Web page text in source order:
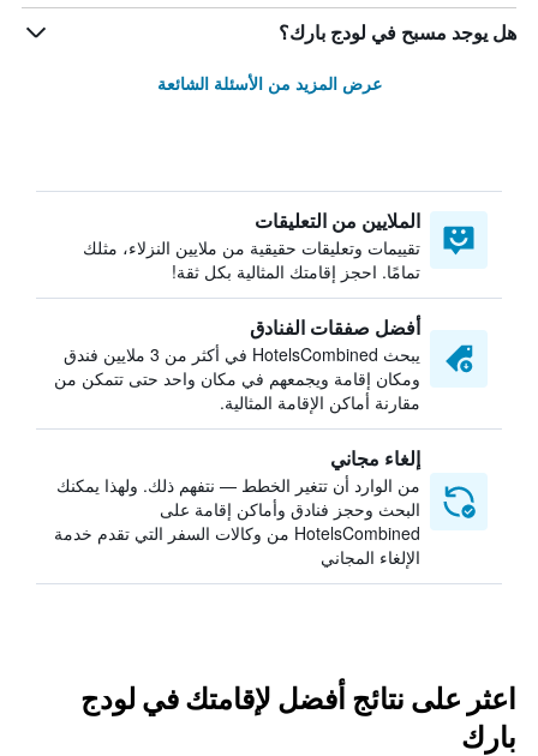
هل يوجد مسبح في لودج بارك؟
عرض المزيد من الأسئلة الشائعة
الملايين من التعليقات
تقييمات وتعليقات حقيقية من ملايين النزلاء، مثلك
تمامًا. احجز إقامتك المثالية بكل ثقة!
أفضل صفقات الفنادق
يبحث HotelsCombined في أكثر من 3 ملايين فندق
ومكان إقامة ويجمعهم في مكان واحد حتى تتمكن من
مقارنة أماكن الإقامة المثالية.
إلغاء مجاني
من الوارد أن تتغير الخطط — نتفهم ذلك. ولهذا يمكنك
البحث وحجز فنادق وأماكن إقامة على
HotelsCombined من وكالات السفر التي تقدم خدمة
الإلغاء المجاني
اعثر على نتائج أفضل لإقامتك في لودج
بارك